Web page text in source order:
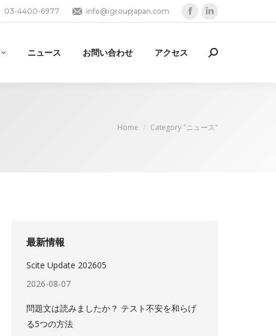
03-4400-6977 info@igroupjapan.com
opensopens
ニュース お問い合わせ アクセス Search:
You are here:
Home Category "ニュース"
最新情報
Scite Update 202605
2026-08-07
問題文は読みましたか？ テスト不安を和らげ
る5つの方法